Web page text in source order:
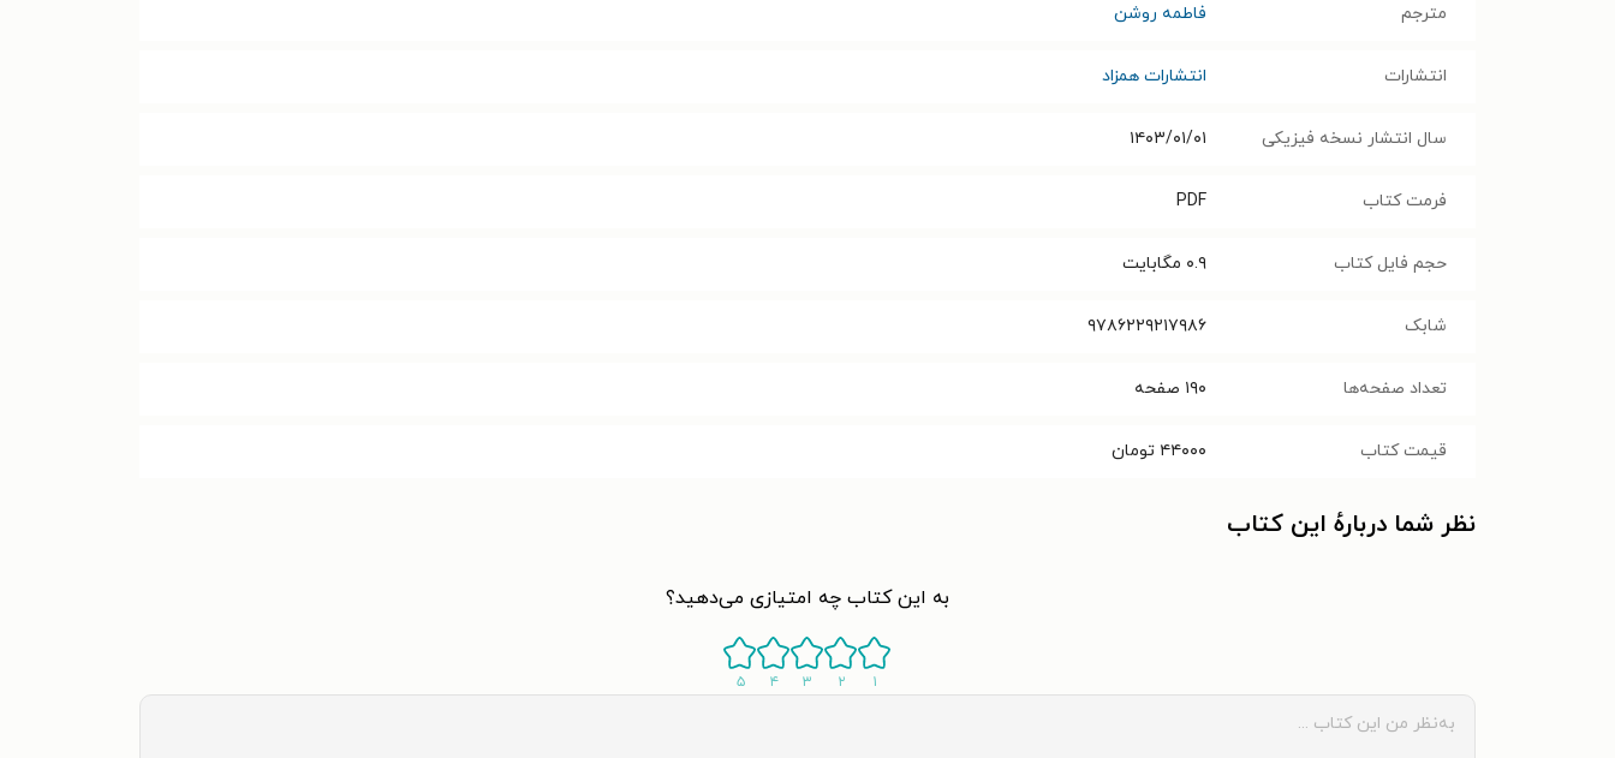
مترجم فاطمه روشن
انتشارات انتشارات همزاد
سال انتشار نسخه فیزیکی ۱۴۰۳/۰۱/۰۱
فرمت کتاب PDF
حجم فایل کتاب ۰.۹ مگابایت
شابک ۹۷۸۶۲۲۹۲۱۷۹۸۶‬‬
تعداد صفحه‌ها ۱۹۰ صفحه
قیمت کتاب ۴۴۰۰۰ تومان
نظر شما دربارهٔ این کتاب
به این کتاب چه امتیازی می‌دهید؟
۱ ۲ ۳ ۴ ۵